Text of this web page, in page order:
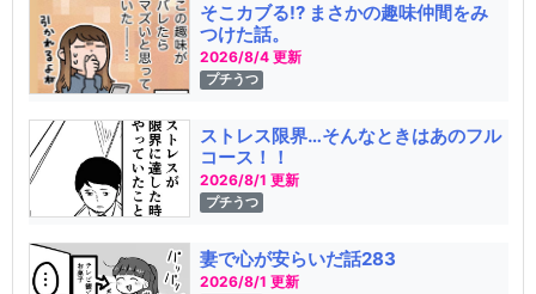
そこカブる!? まさかの趣味仲間をみ
つけた話。
2026/8/4 更新
プチうつ
ストレス限界…そんなときはあのフル
コース！！
2026/8/1 更新
プチうつ
妻で心が安らいだ話283
2026/8/1 更新